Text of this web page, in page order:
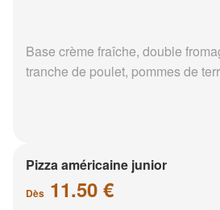
Base crème fraîche, double
tranche de poulet, pommes de
Pizza américaine junior
Dès 11.50 €